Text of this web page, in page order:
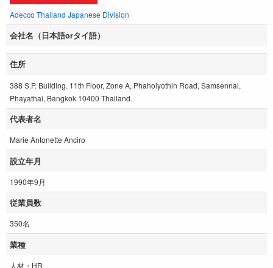
Adecco Thailand Japanese Division
会社名（日本語orタイ語）
住所
388 S.P. Building. 11th Floor, Zone A, Phaholyothin Road, Samsennai,
Phayathai, Bangkok 10400 Thailand.
代表者名
Marie Antonette Anciro
設立年月
1990年9月
従業員数
350名
業種
人材・HR